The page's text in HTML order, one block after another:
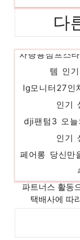
다
차량용점프스
템 인
lg모니터27인
인기
dji팬텀3 오
인기
페어롱 당신
w16-065n4d
상
다이빙모자
인기
파트너스 활동
택배사에 따